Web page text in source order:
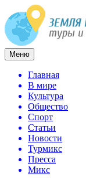
Меню
Главная
В мире
Культура
Общество
Спорт
Статьи
Новости
Турмикс
Пресса
Микс